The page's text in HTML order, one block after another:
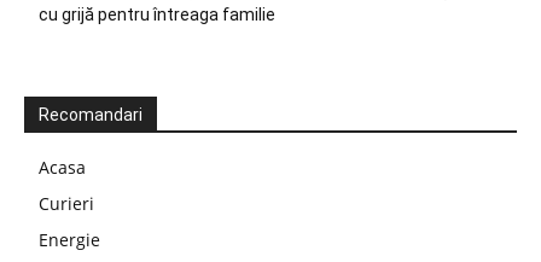
cu grijă pentru întreaga familie
Recomandari
Acasa
Curieri
Energie